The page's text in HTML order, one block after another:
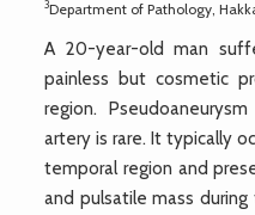
3Department of Pathology,
A 20-year-old man
painless but cosmetic
region.
artery is rare. It typically
temporal region and
and pulsatile mass